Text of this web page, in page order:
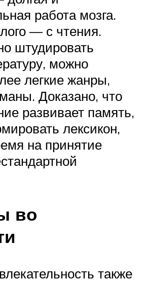
работа мозга.
— с чтения.
штудировать
можно
легкие жанры,
Доказано, что
развивает память,
лексикон,
на принятие
во
также